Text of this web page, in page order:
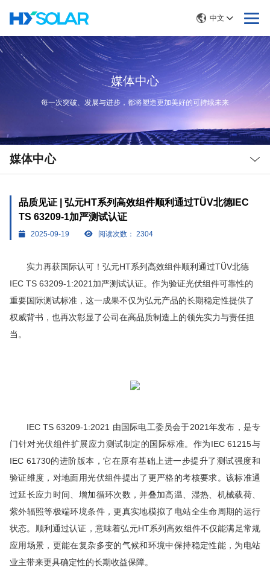
中文
媒体中心
每一次突破、发展与进步，都将塑造更加美好的可持续未来
媒体中心
Nav
Open
Menu
品质见证 | 弘元HT系列高效组件顺利通过TÜV北德IEC
TS 63209-1加严测试认证
2025-09-19 阅读次数： 2304
实力再获国际认可！弘元HT系列高效组件顺利通过TÜV北德
IEC TS 63209-1:2021加严测试认证。作为验证光伏组件可靠性的
重要国际测试标准，这一成果不仅为弘元产品的长期稳定性提供了
权威背书，也再次彰显了公司在高品质制造上的领先实力与责任担
当。
IEC TS 63209-1:2021 由国际电工委员会于2021年发布，是专
门针对光伏组件扩展应力测试制定的国际标准。作为IEC 61215与
IEC 61730的进阶版本，它在原有基础上进一步提升了测试强度和
验证维度，对地面用光伏组件提出了更严格的考核要求。该标准通
过延长应力时间、增加循环次数，并叠加高温、湿热、机械载荷、
紫外辐照等极端环境条件，更真实地模拟了电站全生命周期的运行
状态。顺利通过认证，意味着弘元HT系列高效组件不仅能满足常规
应用场景，更能在复杂多变的气候和环境中保持稳定性能，为电站
业主带来更具确定性的长期收益保障。